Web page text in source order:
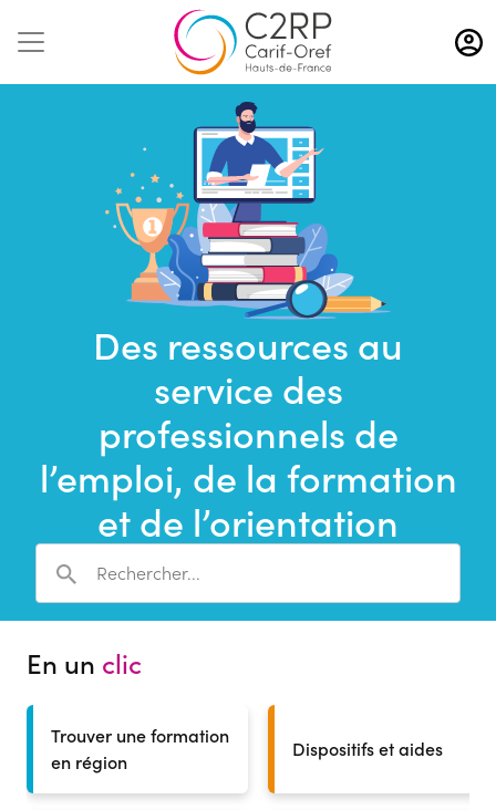
Aller
au
contenu
principal
Des ressources au
service des
professionnels de
l’emploi, de la formation
et de l’orientation
Saisir
une
recherche
En un clic
Trouver une formation
en région
Dispositifs et aides